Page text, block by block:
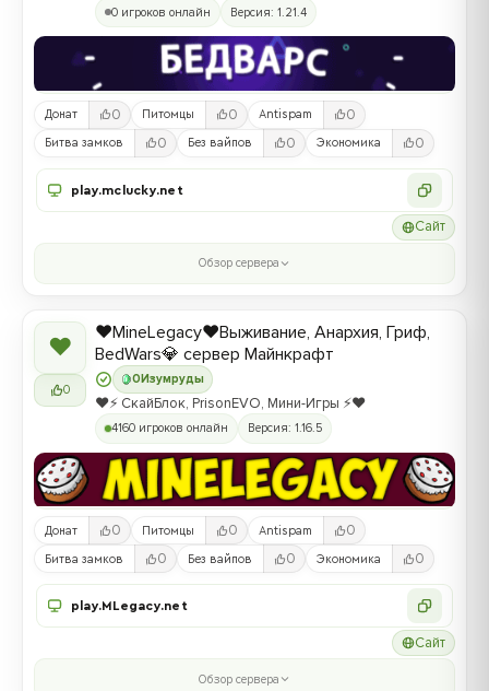
0 игроков онлайн Версия: 1.21.4
Донат 0 Питомцы 0 Antispam 0
Битва замков 0 Без вайпов 0 Экономика 0
play.mclucky.net
Сайт
Обзор сервера
❤
0
0 Изумруды
❤️MineLegacy❤️Выживание, Анархия, Гриф,
BedWars💎 сервер Майнкрафт
❤️⚡️ СкайБлок, PrisonEVO, Мини-Игры ⚡️❤️
4160 игроков онлайн Версия: 1.16.5
Донат 0 Питомцы 0 Antispam 0
Битва замков 0 Без вайпов 0 Экономика 0
play.MLegacy.net
Сайт
Обзор сервера